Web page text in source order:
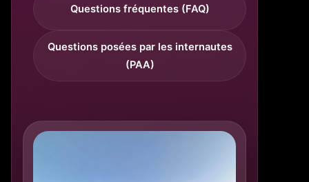
Questions fréquentes (FAQ)
Questions posées par les internautes
(PAA)